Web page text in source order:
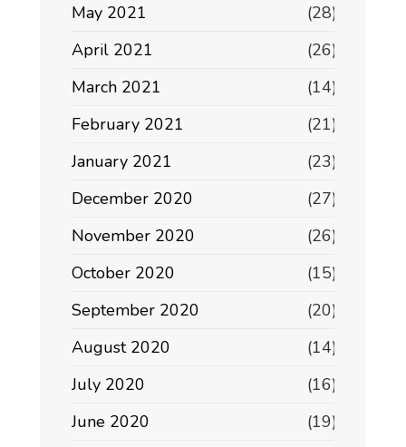
May 2021
(28)
April 2021
(26)
March 2021
(14)
February 2021
(21)
January 2021
(23)
December 2020
(27)
November 2020
(26)
October 2020
(15)
September 2020
(20)
August 2020
(14)
July 2020
(16)
June 2020
(19)